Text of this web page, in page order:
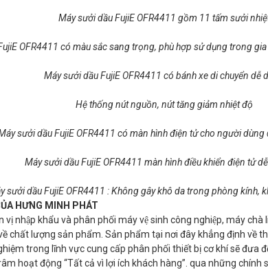
Máy sưởi dầu FujiE OFR4411 gồm 11 tấm sưởi
OFR4411 có màu sắc sang trọng, phù hợp sử dụng trong
Máy sưởi dầu FujiE OFR4411 có bánh xe di chuyển dễ
Hệ thống nút nguồn, nút tăng giảm nhiệt độ
sưởi dầu FujiE OFR4411 có màn hình điện tử cho người dùng
Máy sưởi dầu FujiE OFR4411 màn hình điều khiển điện tử
sưởi dầu FujiE OFR4411 : Không gây khô da trong phòng kính,
HƯNG MINH PHÁT
vị nhập khẩu và phân phối máy vệ sinh công nghiệp, máy
chất lượng sản phẩm. Sản phẩm tại nơi đây khẳng định về
trong lĩnh vực cung cấp phân phối thiết bị cơ khí sẽ đưa
hoạt động “Tất cả vì lợi ích khách hàng”. qua những chính